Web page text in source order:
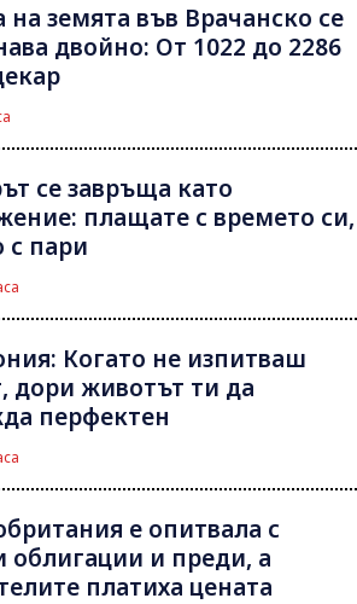
на земята във Врачанско се
двойно: От 1022 до 2286
се завръща като
плащате с времето си,
с пари
Когато не изпитваш
дори животът ти да
перфектен
е опитвала с
облигации и преди, а
платиха цената